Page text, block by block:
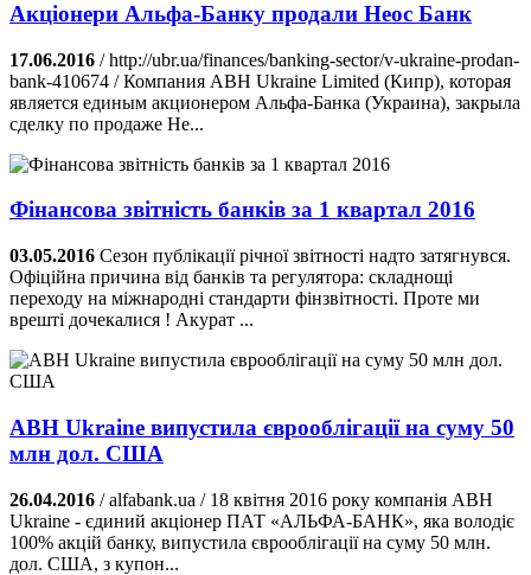
Акціонери Альфа-Банку продали Неос Банк
17.06.2016 / http://ubr.ua/finances/banking-sector/v-ukraine-prodan-
bank-410674 / Компания ABH Ukraine Limited (Кипр), которая
является единым акционером Альфа-Банка (Украина), закрыла
сделку по продаже Не...
Фінансова звітність банків за 1 квартал 2016
03.05.2016 Сезон публікації річної звітності надто затягнувся.
Офіційна причина від банків та регулятора: складнощі
переходу на міжнародні стандарти фінзвітності. Проте ми
врешті дочекалися ! Акурат ...
ABH Ukraine випустила єврооблігації на суму 50
млн дол. США
26.04.2016 / alfabank.ua / 18 квітня 2016 року компанія ABH
Ukraine - єдиний акціонер ПАТ «АЛЬФА-БАНК», яка володіє
100% акцій банку, випустила єврооблігації на суму 50 млн.
дол. США, з купон...